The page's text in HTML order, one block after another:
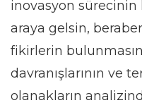
inovasyon
araya gelsin, beraber
fikirlerin
davranışlarının ve
olanakların